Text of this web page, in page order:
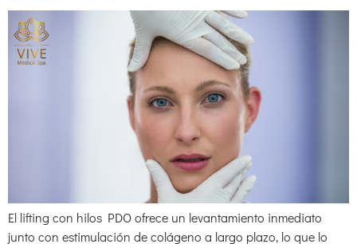
El lifting con hilos PDO ofrece un levantamiento inmediato
junto con estimulación de colágeno a largo plazo, lo que lo